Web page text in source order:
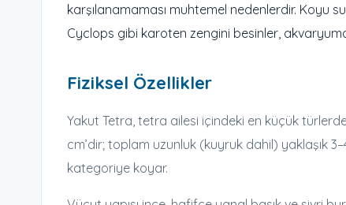
karşılanamaması muhtemel nedenlerdir. Koyu
Cyclops gibi karoten zengini besinler,
Fiziksel Özellikler
Yakut Tetra, tetra ailesi içindeki en küçük
cm’dir; toplam uzunluk (kuyruk dahil) yaklaşık
kategoriye koyar.